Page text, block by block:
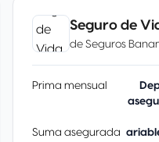
Seguro de
de Seguros
Prima mensual
Suma asegurada